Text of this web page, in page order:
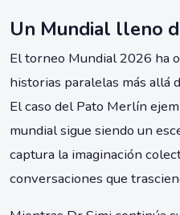
Un Mundial lleno
El torneo Mundial 2026 ha
historias paralelas más allá
El caso del Pato Merlín
mundial sigue siendo un
captura la imaginación
conversaciones que